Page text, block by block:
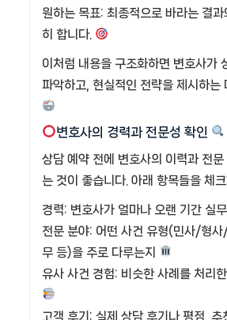
원하는 목표: 최종적으로 바라는 결
히 합니다.
이처럼 내용을 구조화하면 변호사가
파악하고, 현실적인 전략을 제시하는
변호사의 경력과 전문성 확인
상담 예약 전에 변호사의 이력과 전
는 것이 좋습니다. 아래 항목들을 체
경력: 변호사가 얼마나 오랜 기간 실
전문 분야: 어떤 사건 유형(민사/형
무 등)을 주로 다루는지
유사 사건 경험: 비슷한 사례를 처리
고객 후기: 실제 상담 후기나 평점, 추